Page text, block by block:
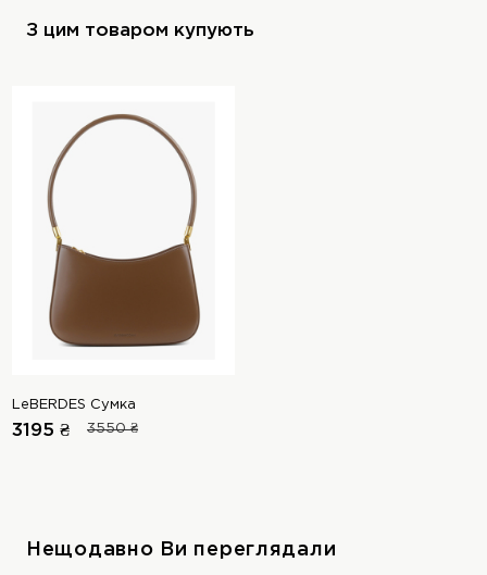
З цим товаром купують
LeBERDES Сумка
3195 ₴ 3550 ₴
Нещодавно Ви переглядали